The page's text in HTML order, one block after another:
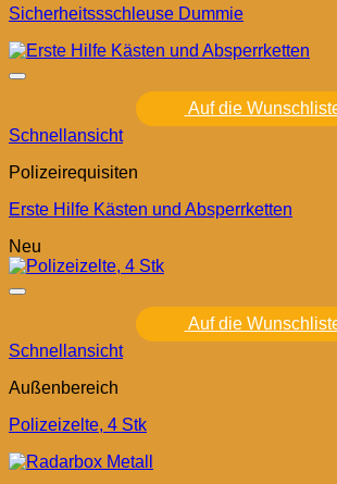
Sicherheitssschleuse Dummie
Auf die
Schnellansicht
Polizeirequisiten
Erste Hilfe Kästen und Absperrketten
Neu
Auf die
Schnellansicht
Außenbereich
Polizeizelte, 4 Stk